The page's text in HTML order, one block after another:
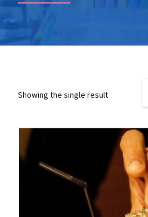
Showing the single result